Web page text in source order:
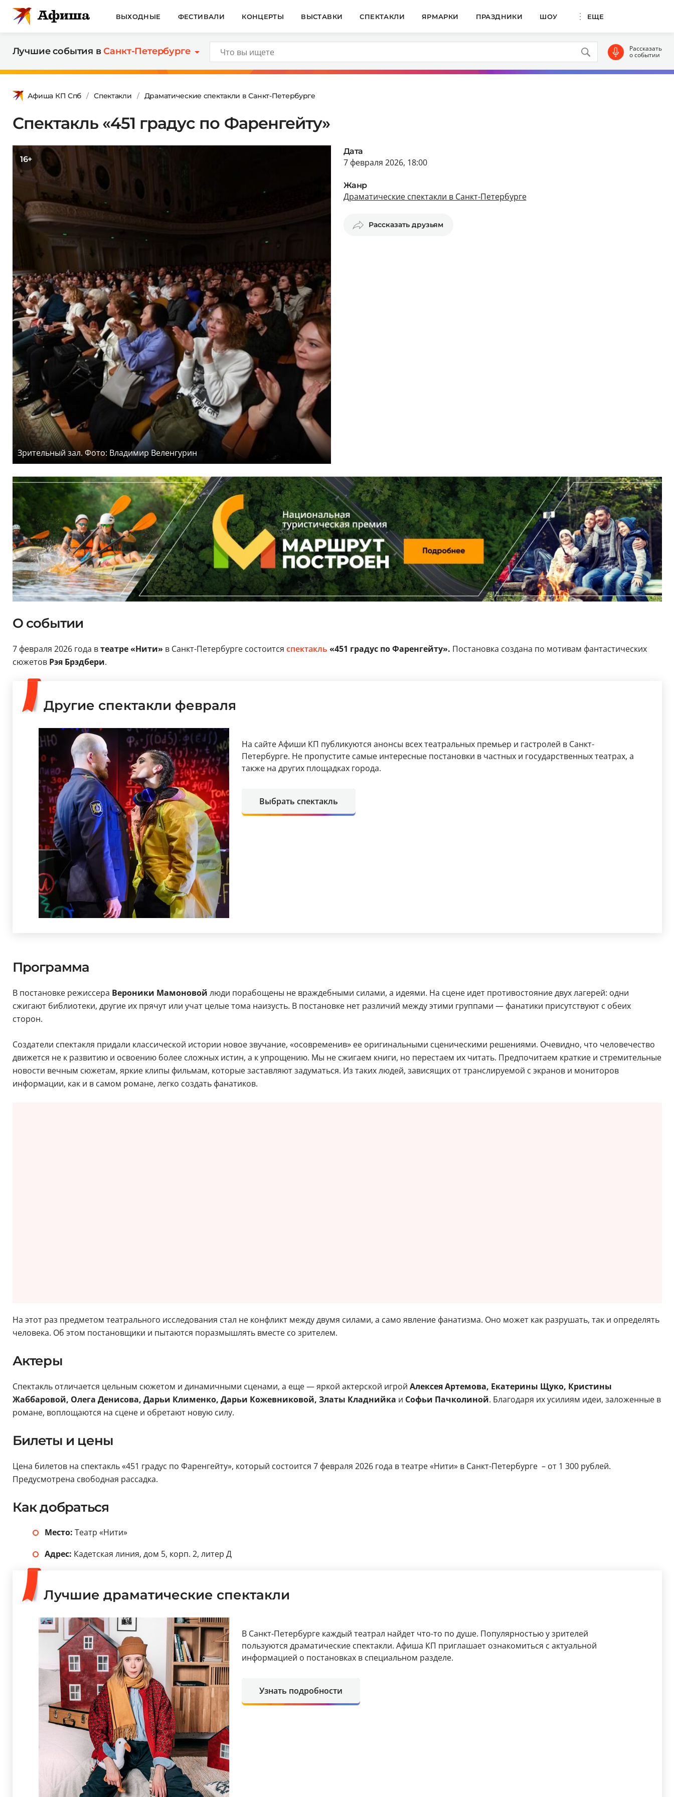
ВЫХОДНЫЕ ФЕСТИВАЛИ КОНЦЕРТЫ ВЫСТАВКИ СПЕКТАКЛИ ЯРМАРКИ ПРАЗДНИКИ ШОУ ЕЩЕ
Лучшие события вСанкт-Петербурге Рассказать
о событии
Афиша КП Спб Спектакли Драматические спектакли в Санкт-Петербурге
Спектакль «451 градус по Фаренгейту»
16+
Зрительный зал. Фото: Владимир Веленгурин
Дата
7 февраля 2026, 18:00
Жанр
Драматические спектакли в Санкт-Петербурге
Рассказать друзьям
О событии
7 февраля 2026 года втеатре «Нити» в Санкт-Петербурге состоится спектакль «451 градус по Фаренгейту». Постановка создана по мотивам фантастических
сюжетов Рэя Брэдбери.
Другие спектакли февраля
На сайте Афиши КП публикуются анонсы всех театральных премьер и гастролей в Санкт-
Петербурге. Не пропустите самые интересные постановки в частных и государственных театрах, а
также на других площадках города.
Выбрать спектакль
Программа
В постановке режиссера Вероники Мамоновой люди порабощены не враждебными силами, а идеями. На сцене идет противостояние двух лагерей: одни
сжигают библиотеки, другие их прячут или учат целые тома наизусть. В постановке нет различий между этими группами — фанатики присутствуют с обеих
сторон.
Создатели спектакля придали классической истории новое звучание, «осовременив» ее оригинальными сценическими решениями. Очевидно, что человечество
движется не к развитию и освоению более сложных истин, а к упрощению. Мы не сжигаем книги, но перестаем их читать. Предпочитаем краткие и стремительные
новости вечным сюжетам, яркие клипы фильмам, которые заставляют задуматься. Из таких людей, зависящих от транслируемой с экранов и мониторов
информации, как и в самом романе, легко создать фанатиков.
На этот раз предметом театрального исследования стал не конфликт между двумя силами, а само явление фанатизма. Оно может как разрушать, так и определять
человека. Об этом постановщики и пытаются поразмышлять вместе со зрителем.
Актеры
Спектакль отличается цельным сюжетом и динамичными сценами, а еще — яркой актерской игрой Алексея Артемова, Екатерины Щуко, Кристины
Жаббаровой, Олега Денисова, Дарьи Клименко, Дарьи Кожевниковой, Златы Кладнийка и Софьи Пачколиной. Благодаря их усилиям идеи, заложенные в
романе, воплощаются на сцене и обретают новую силу.
Билеты и цены
Цена билетов на спектакль «451 градус по Фаренгейту», который состоится 7 февраля 2026 года в театре «Нити» в Санкт-Петербурге – от 1 300 рублей.
Предусмотрена свободная рассадка.
Как добраться
Место: Театр «Нити»
Адрес: Кадетская линия, дом 5, корп. 2, литер Д
Лучшие драматические спектакли
В Санкт-Петербурге каждый театрал найдет что-то по душе. Популярностью у зрителей
пользуются драматические спектакли. Афиша КП приглашает ознакомиться с актуальной
информацией о постановках в специальном разделе.
Узнать подробности